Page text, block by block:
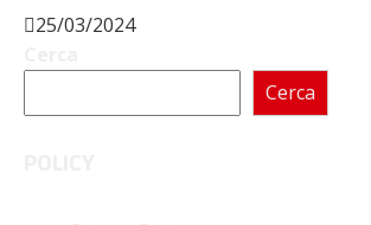
25/03/2024
Cerca